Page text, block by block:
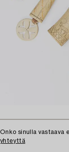
Onko sinulla vastaava
yhteyttä